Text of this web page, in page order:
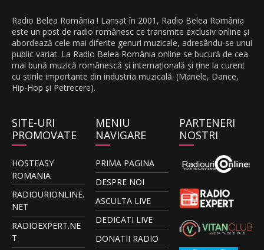
Radio Belea România ! Lansat în 2001, Radio Belea România
este un post de radio românesc ce transmite exclusiv online și
abordează cele mai diferite genuri muzicale, adresându-se unui
public variat. La Radio Belea România online se bucură de cea
mai bună muzică românescă și internațională și ține la curent
cu știrile importante din industria muzicală. (Manele, Dance,
Hip-Hop și Petrecere).
SITE-URI
PROMOVATE
HOSTEASY
ROMANIA
RADIOURIONLINE.
NET
RADIOEXPERT.NE
T
MENIU
NAVIGARE
PRIMA PAGINA
DESPRE NOI
ASCULTA LIVE
DEDICATI LIVE
DONATII RADIO
PARTENERI
NOSTRI